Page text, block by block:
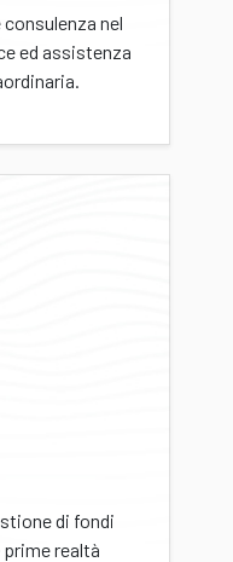
nel
ed assistenza
di fondi
realtà